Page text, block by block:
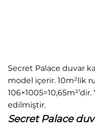
Secret Palace duvar
model içerir. 10m²lik
edilmiştir.
Secret Palace